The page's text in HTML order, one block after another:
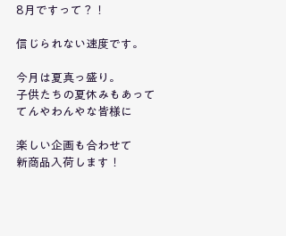
8月ですって？！
信じられない速度です。
今月は夏真っ盛り。
子供たちの夏休みもあって
てんやわんやな皆様に
楽しい企画も合わせて
新商品入荷します！